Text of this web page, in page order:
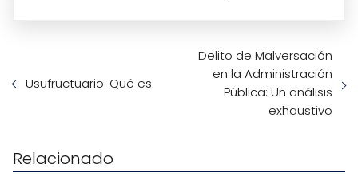
Usufructuario: Qué es
Delito de Malversación
en la Administración
Pública: Un análisis
exhaustivo
Relacionado